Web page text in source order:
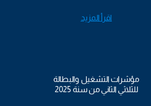
اقرأ المزيد
مؤشرات التشغيل والبطالة
للثلاثي الثاني من سنة 2025